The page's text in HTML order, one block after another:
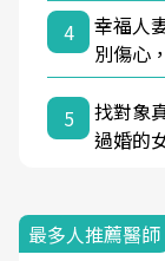
4
幸福人
別傷心
5
找對象
過婚的
最多人推薦醫師